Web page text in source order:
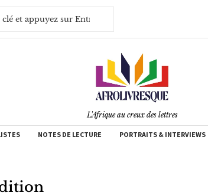
L'Afrique au creux des lettres
NOTES DE LECTURE PORTRAITS & INTERVIEWS